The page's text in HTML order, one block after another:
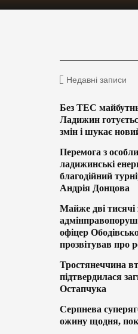
Недавні записи
Без ТЕС
Ладижин
змін і шукає
Перемога з
ладижинські
благодійний
Андрія Донцова
Майже дві тисячі
офіцер
прозвітував про
Тростянеччина
підтвердилася
Остапчука
Серпнева
ожину щодня,